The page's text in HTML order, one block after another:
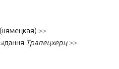
>>
Трапецхерц >>